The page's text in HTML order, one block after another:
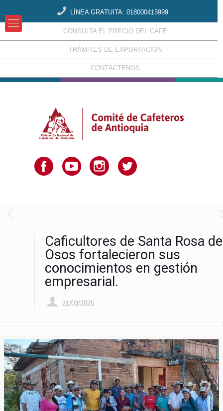
LÍNEA GRATUITA: 018000415999
CONSULTA EL PRECIO DEL CAFÉ
TRÁMITES DE EXPORTACIÓN
CONTÁCTENOS
Caficultores de Santa Rosa de
Osos fortalecieron sus
conocimientos en gestión
empresarial.
21/03/2025